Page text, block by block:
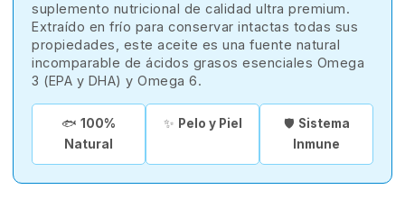
suplemento nutricional de calidad ultra premium.
Extraído en frío para conservar intactas todas sus
propiedades, este aceite es una fuente natural
incomparable de ácidos grasos esenciales Omega
3 (EPA y DHA) y Omega 6.
🐟 100%
Natural
✨ Pelo y Piel 🛡️ Sistema
Inmune